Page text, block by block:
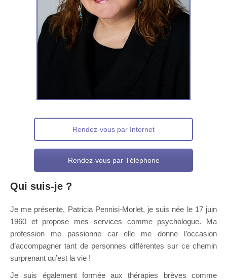
Qui suis-je ?
Je me présente, Patricia Pennisi-Morlet, je suis née le 17 juin
1960 et propose mes services comme psychologue. Ma
profession me passionne car elle me donne l’occasion
d’accompagner tant de personnes différentes sur ce chemin
surprenant qu’est la vie !
Je suis également formée aux thérapies brèves comme
Rendez-vous par Internet
Rendez-vous par Téléphone